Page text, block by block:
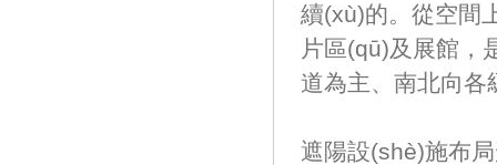
續(xù)的。從空
片區(qū)及展館
道為主、南北向
遮陽設(shè)施布